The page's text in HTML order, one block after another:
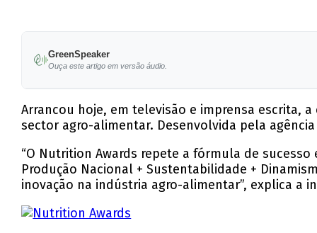
GreenSpeaker
Ouça este artigo em versão áudio.
Arrancou hoje, em televisão e imprensa escrita,
sector agro-alimentar. Desenvolvida pela
“O Nutrition Awards repete a fórmula de
Produção Nacional + Sustentabilidade +
inovação na indústria agro-alimentar”, explica a